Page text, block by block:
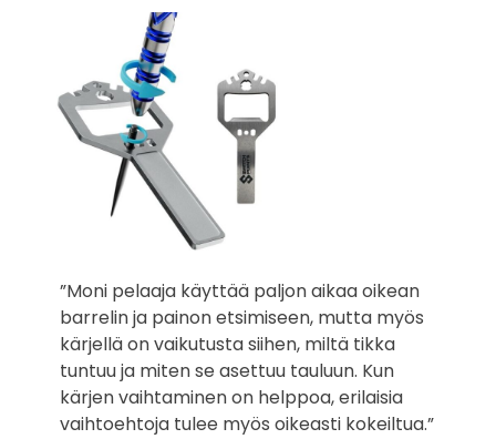
”Moni pelaaja käyttää paljon aikaa oikean
barrelin ja painon etsimiseen, mutta myös
kärjellä on vaikutusta siihen, miltä tikka
tuntuu ja miten se asettuu tauluun. Kun
kärjen vaihtaminen on helppoa, erilaisia
vaihtoehtoja tulee myös oikeasti kokeiltua.”